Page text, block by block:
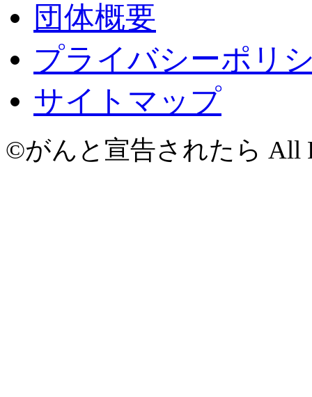
団体概要
プライバシーポリ
サイトマップ
©がんと宣告されたら All